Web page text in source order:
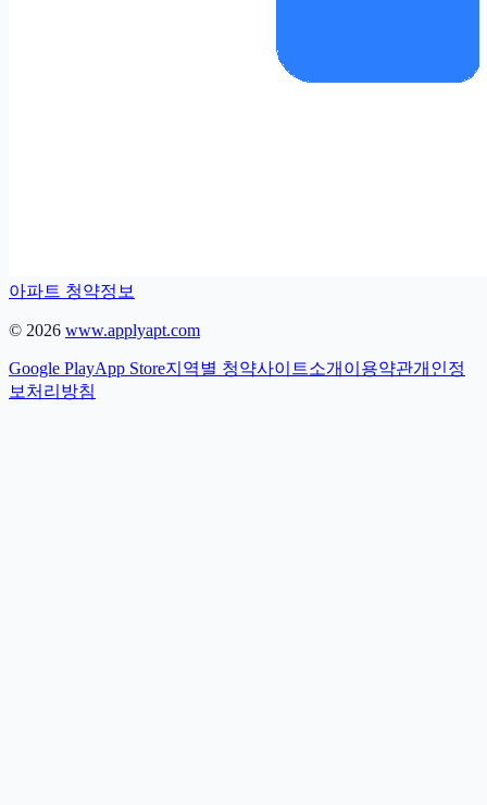
아파트 청약정보
© 2026 www.applyapt.com
Google PlayApp Store지역별 청약사이트소개 이용약관개인정
보처리방침